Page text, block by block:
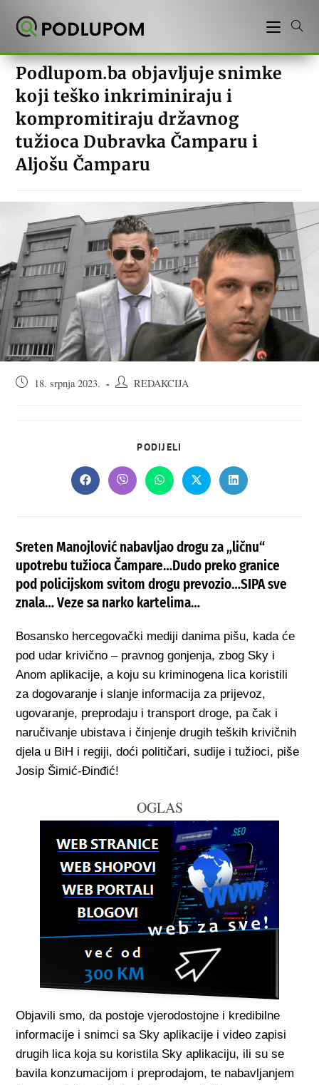
Podlupom.ba objavljuje snimke
koji teško inkriminiraju i
kompromitiraju državnog
tužioca Dubravka Čamparu i
Aljošu Čamparu
Objava18. srpnja 2023.
AutorREDAKCIJA
PODIJELI
CONTENT
Opens
in
Opens
in
Opens
in
Opens
in
Opens
in
Sreten Manojlović nabavljao drogu za „ličnu“
upotrebu tužioca Čampare…Dudo preko granice
pod policijskom svitom drogu prevozio…SIPA sve
znala… Veze sa narko kartelima…
Bosansko hercegovački mediji danima pišu, kada će
pod udar krivično – pravnog gonjenja, zbog Sky i
Anom aplikacije, a koju su kriminogena lica koristili
za dogovaranje i slanje informacija za prijevoz,
ugovaranje, preprodaju i transport droge, pa čak i
naručivanje ubistava i činjenje drugih teških krivičnih
djela u BiH i regiji, doći političari, sudije i tužioci, piše
Josip Šimić-Đinđić!
OGLAS
Objavili smo, da postoje vjerodostojne i kredibilne
informacije i snimci sa Sky aplikacije i video zapisi
drugih lica koja su koristila Sky aplikaciju, ili su se
bavila konzumacijom i preprodajom, te nabavljanjem